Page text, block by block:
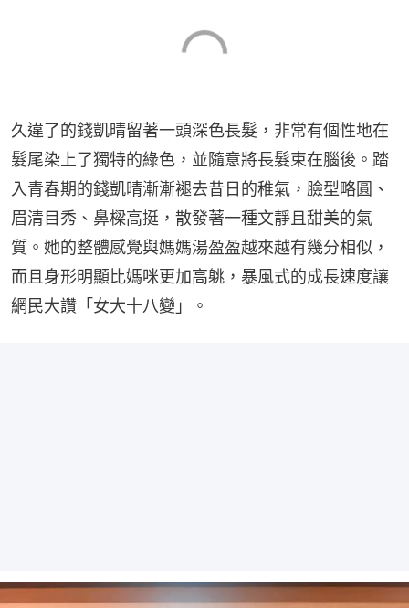
久違了的錢凱晴留著一頭深色長髮，非常有個性地在
髮尾染上了獨特的綠色，並隨意將長髮束在腦後。踏
入青春期的錢凱晴漸漸褪去昔日的稚氣，臉型略圓、
眉清目秀、鼻樑高挺，散發著一種文靜且甜美的氣
質。她的整體感覺與媽媽湯盈盈越來越有幾分相似，
而且身形明顯比媽咪更加高䠷，暴風式的成長速度讓
網民大讚「女大十八變」。